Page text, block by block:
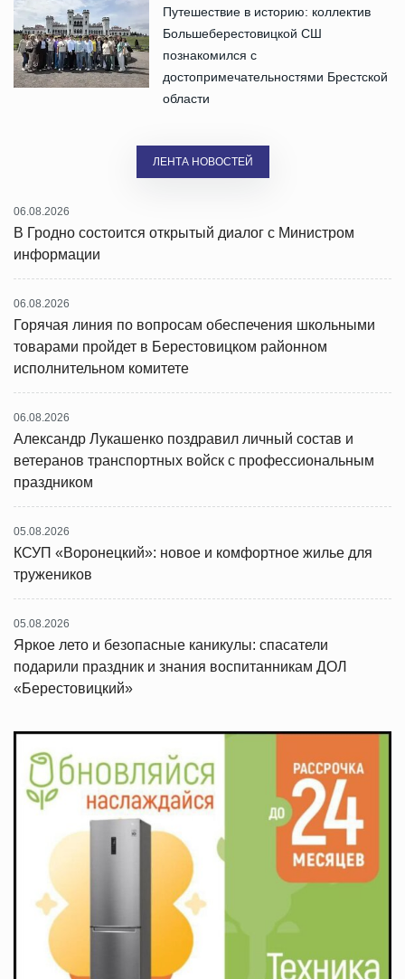
Путешествие в историю: коллектив
Большеберестовицкой СШ
познакомился с
достопримечательностями Брестской
области
ЛЕНТА НОВОСТЕЙ
06.08.2026
В Гродно состоится открытый диалог с Министром
информации
06.08.2026
Горячая линия по вопросам обеспечения школьными
товарами пройдет в Берестовицком районном
исполнительном комитете
06.08.2026
Александр Лукашенко поздравил личный состав и
ветеранов транспортных войск с профессиональным
праздником
05.08.2026
КСУП «Воронецкий»: новое и комфортное жилье для
тружеников
05.08.2026
Яркое лето и безопасные каникулы: спасатели
подарили праздник и знания воспитанникам ДОЛ
«Берестовицкий»